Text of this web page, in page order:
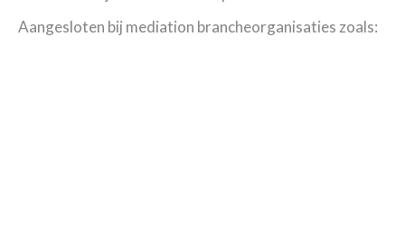
Aangesloten bij mediation brancheorganisaties zoals: